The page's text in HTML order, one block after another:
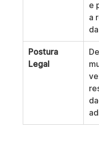
e
a
Postura
Legal